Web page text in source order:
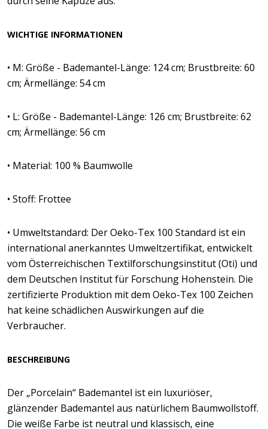
WICHTIGE INFORMATIONEN
• M: Größe - Bademantel-Länge: 124 cm; Brustbreite: 60
cm; Ärmellänge: 54 cm
• L: Größe - Bademantel-Länge: 126 cm; Brustbreite: 62
cm; Ärmellänge: 56 cm
• Material: 100 % Baumwolle
• Stoff: Frottee
• Umweltstandard: Der Oeko-Tex 100 Standard ist ein
international anerkanntes Umweltzertifikat, entwickelt
vom Österreichischen Textilforschungsinstitut (Oti) und
dem Deutschen Institut für Forschung Hohenstein. Die
zertifizierte Produktion mit dem Oeko-Tex 100 Zeichen
hat keine schädlichen Auswirkungen auf die
Verbraucher.
BESCHREIBUNG
Der „Porcelain“ Bademantel ist ein luxuriöser,
glänzender Bademantel aus natürlichem Baumwollstoff.
Die weiße Farbe ist neutral und klassisch, eine